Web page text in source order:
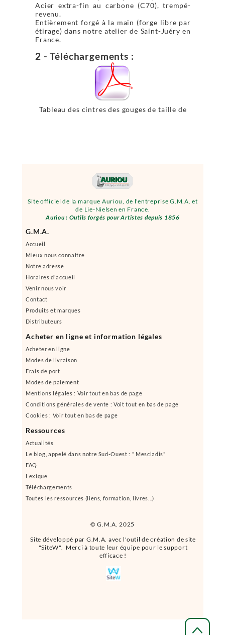
© G.M.A. 2025
Site officiel de la marque Auriou, de l'entreprise G.M.A. et
de Lie-Nielsen en France.
Auriou : Outils forgés pour Artistes depuis 1856
Site développé par G.M.A. avec l'outil de création de site
"SiteW". Merci à toute leur équipe pour le support
efficace !
G.M.A.
Accueil
Mieux nous connaître
Notre adresse
Horaires d'accueil
Venir nous voir
Contact
Produits et marques
Distributeurs
Acheter en ligne et information légales
Acheter en ligne
Modes de livraison
Frais de port
Modes de paiement
Mentions légales : Voir tout en bas de page
Conditions générales de vente : Voit tout en bas de page
Cookies : Voir tout en bas de page
Ressources
Actualités
Le blog, appelé dans notre Sud-Ouest : " Mescladis"
FAQ
Lexique
Téléchargements
Toutes les ressources (liens, formation, livres...)
Acier extra-fin au carbone (C70), trempé-
revenu.
Entièrement forgé à la main (forge libre par
étirage) dans notre atelier de Saint-Juéry en
France.
2 - Téléchargements :
Tableau des cintres des gouges de taille de